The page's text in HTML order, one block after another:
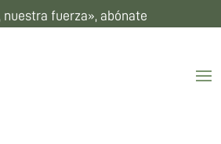
nuestra fuerza», abónate